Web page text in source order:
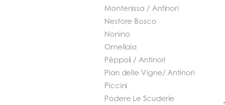
Montenissa / Antinori
Nestore Bosco
Nonino
Ornellaia
Pèppoli / Antinori
Pian delle Vigne/ Antinori
Piccini
Podere Le Scuderie